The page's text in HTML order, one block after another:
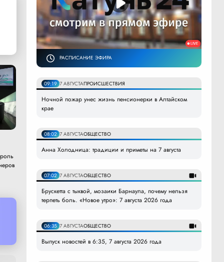
РАСПИСАНИЕ ЭФИРА
09:19 7 АВГУСТАПРОИСШЕСТВИЯ
Ночной пожар унес жизнь пенсионерки в Алтайском
крае
08:02 7 АВГУСТАОБЩЕСТВО
Анна Холодница: традиции и приметы на 7 августа
07:02 7 АВГУСТАОБЩЕСТВО
Брускетта с тыквой, мозаики Барнаула, почему нельзя
терпеть боль. «Новое утро»: 7 августа 2026 года
06:35 7 АВГУСТАОБЩЕСТВО
Выпуск новостей в 6:35, 7 августа 2026 года